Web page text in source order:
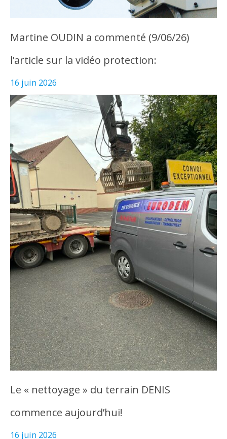
Martine OUDIN a commenté (9/06/26)
l’article sur la vidéo protection:
16 juin 2026
Le « nettoyage » du terrain DENIS
commence aujourd’hui!
16 juin 2026